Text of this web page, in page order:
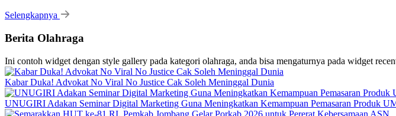
Selengkapnya
Berita Olahraga
Ini contoh widget dengan style gallery pada kategori olahraga, anda bisa mengaturnya pada widget
Kabar Duka! Advokat No Viral No Justice Cak Soleh Meninggal Dunia
UNUGIRI Adakan Seminar Digital Marketing Guna Meningkatkan Kemampuan Pemasaran Produk